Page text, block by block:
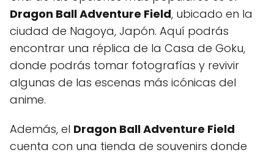
Dragon Ball Adventure Field, ubicado en la
ciudad de Nagoya, Japón. Aquí podrás
encontrar una réplica de la Casa de Goku,
donde podrás tomar fotografías y revivir
algunas de las escenas más icónicas del
anime.
Además, el Dragon Ball Adventure Field
cuenta con una tienda de souvenirs donde